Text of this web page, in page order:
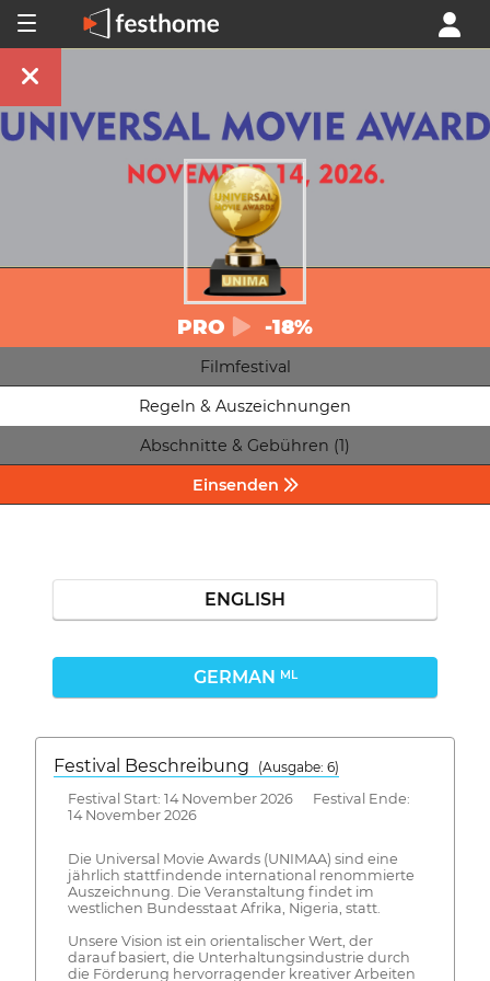
PRO -18%
Filmfestival
Regeln & Auszeichnungen
Abschnitte & Gebühren (1)
Einsenden
ENGLISH
GERMAN ML
Festival Beschreibung
(Ausgabe: 6)
Festival Start: 14 November 2026 Festival Ende:
14 November 2026
Die Universal Movie Awards (UNIMAA) sind eine
jährlich stattfindende international renommierte
Auszeichnung. Die Veranstaltung findet im
westlichen Bundesstaat Afrika, Nigeria, statt.
Unsere Vision ist ein orientalischer Wert, der
darauf basiert, die Unterhaltungsindustrie durch
die Förderung hervorragender kreativer Arbeiten